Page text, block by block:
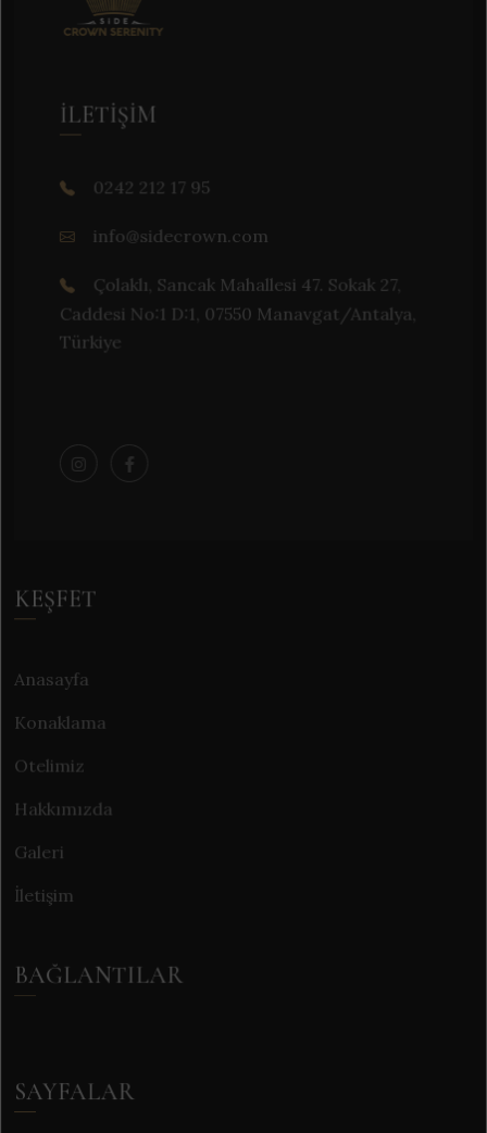
İLETIŞIM
0242 212 17 95
info@sidecrown.com
Çolaklı, Sancak Mahallesi 47. Sokak 27,
Caddesi No:1 D:1, 07550 Manavgat/Antalya,
Türkiye
KEŞFET
Anasayfa
Konaklama
Otelimiz
Hakkımızda
Galeri
İletişim
BAĞLANTILAR
SAYFALAR